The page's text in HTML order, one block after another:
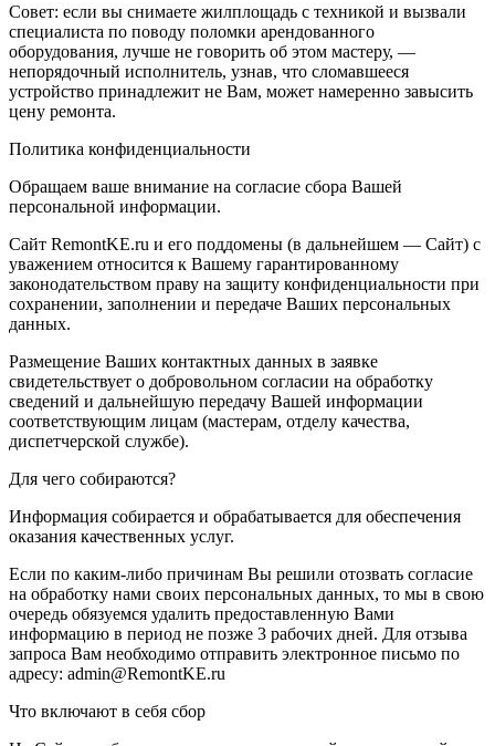
Совет: если вы снимаете жилплощадь с техникой и вызвали
специалиста по поводу поломки арендованного
оборудования, лучше не говорить об этом мастеру, —
непорядочный исполнитель, узнав, что сломавшееся
устройство принадлежит не Вам, может намеренно завысить
цену ремонта.
Политика конфиденциальности
Обращаем ваше внимание на согласие сбора Вашей
персональной информации.
Сайт RemontKE.ru и его поддомены (в дальнейшем — Сайт) с
уважением относится к Вашему гарантированному
законодательством праву на защиту конфиденциальности при
сохранении, заполнении и передаче Ваших персональных
данных.
Размещение Ваших контактных данных в заявке
свидетельствует о добровольном согласии на обработку
сведений и дальнейшую передачу Вашей информации
соответствующим лицам (мастерам, отделу качества,
диспетчерской службе).
Для чего собираются?
Информация собирается и обрабатывается для обеспечения
оказания качественных услуг.
Если по каким-либо причинам Вы решили отозвать согласие
на обработку нами своих персональных данных, то мы в свою
очередь обязуемся удалить предоставленную Вами
информацию в период не позже 3 рабочих дней. Для отзыва
запроса Вам необходимо отправить электронное письмо по
адресу: admin@RemontKE.ru
Что включают в себя сбор